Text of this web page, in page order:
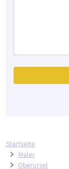
Startseite
Maler
Oberursel